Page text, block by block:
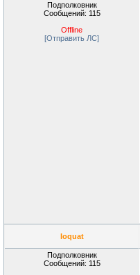
Подполковник
Сообщений: 115
Offline
[Отправить ЛС]
loquat
Подполковник
Сообщений: 115